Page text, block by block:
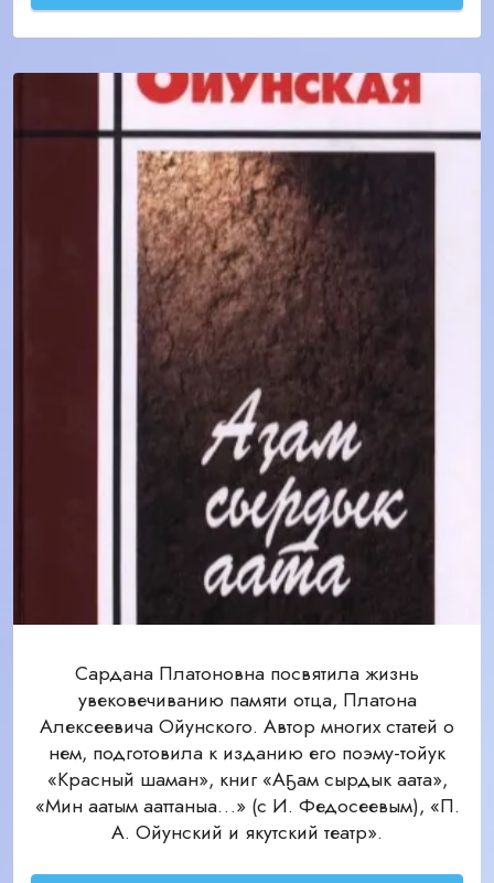
Сардана Платоновна посвятила жизнь
увековечиванию памяти отца, Платона
Алексеевича Ойунского. Автор многих статей о
нем, подготовила к изданию его поэму-тойук
«Красный шаман», книг «Аҕам сырдык аата»,
«Мин аатым ааттаныа…» (с И. Федосеевым), «П.
А. Ойунский и якутский театр».